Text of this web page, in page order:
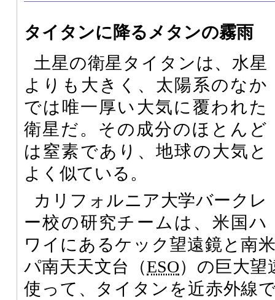
タイタンに降るメタンの霧雨
土星の衛星タイタンは、水星
よりも大きく、太陽系のなか
では唯一厚い大気に覆われた
衛星だ。その成分のほとんど
は窒素であり、地球の大気と
よく似ている。
カリフォルニア大学バークレ
ー校の研究チームは、米国ハ
ワイにあるケック望遠鏡と南
パ南天天文台（ESO）の巨大望
使って、タイタンを近赤外線